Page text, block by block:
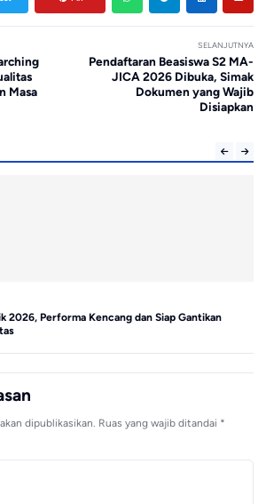
Masa
SELANJUTNYA
Pendaftaran Beasiswa S2 MA-
JICA 2026 Dibuka, Simak
Dokumen yang Wajib
Disiapkan
2026, Performa Kencang dan Siap Gantikan
dipublikasikan. Ruas yang wajib ditandai *